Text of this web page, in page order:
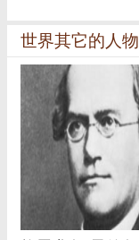
世界其它的人物